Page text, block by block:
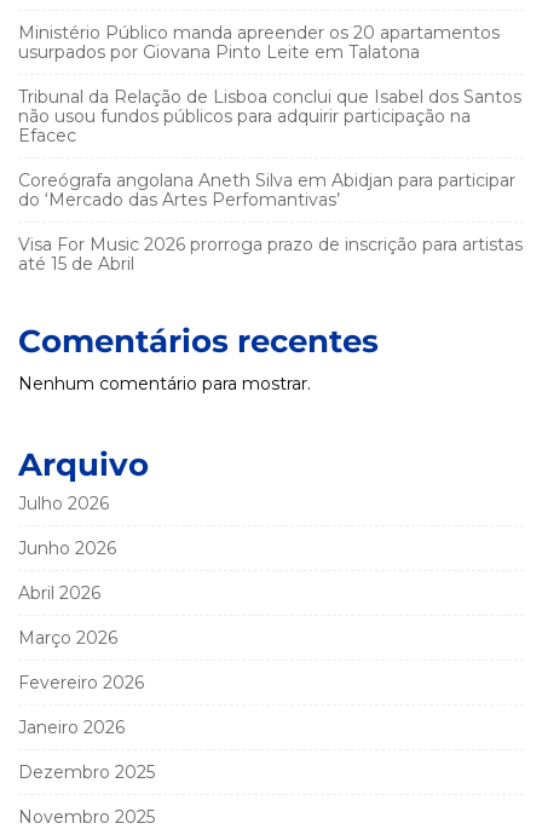
Ministério Público manda apreender os 20 apartamentos
usurpados por Giovana Pinto Leite em Talatona
Tribunal da Relação de Lisboa conclui que Isabel dos Santos
não usou fundos públicos para adquirir participação na
Efacec
Coreógrafa angolana Aneth Silva em Abidjan para participar
do ‘Mercado das Artes Perfomantivas’
Visa For Music 2026 prorroga prazo de inscrição para artistas
até 15 de Abril
Comentários recentes
Nenhum comentário para mostrar.
Arquivo
Julho 2026
Junho 2026
Abril 2026
Março 2026
Fevereiro 2026
Janeiro 2026
Dezembro 2025
Novembro 2025